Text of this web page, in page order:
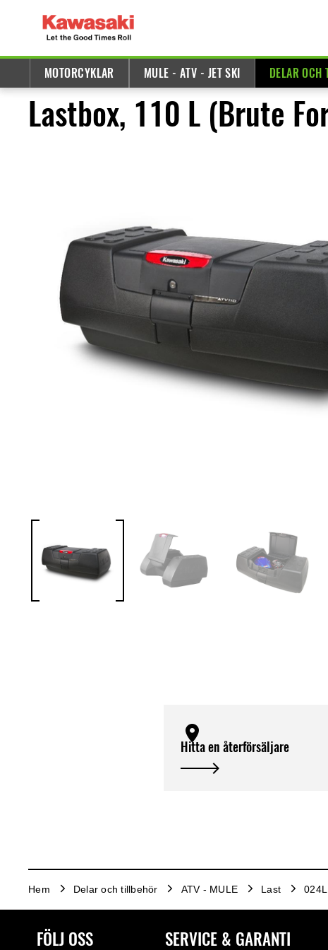
MOTORCYKLAR MULE - ATV - JET SKI DELAR OCH
Lastbox, 110 L (Brute
Hitta en återförsäljare
Hem Delar och tillbehör ATV - MULE Last
FÖLJ OSS SERVICE & GARANTI